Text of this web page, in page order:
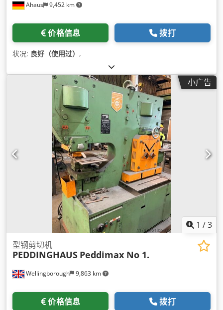
Ahaus 9,452 km
价格信息 拨打
状况: 良好（使用过） ,
小广告
1 /3
Wellingborough 9,863 km
型钢剪切机
PEDDINGHAUS Peddimax No 1.
价格信息 拨打